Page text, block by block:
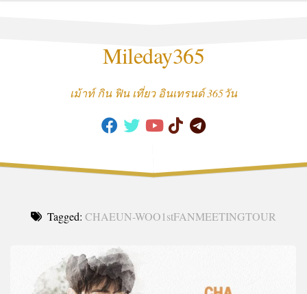
Mileday365
เม้าท์ กิน ฟิน เที่ยว อินเทรนด์ 365วัน
Tagged: CHAEUN-WOO1stFANMEETINGTOUR